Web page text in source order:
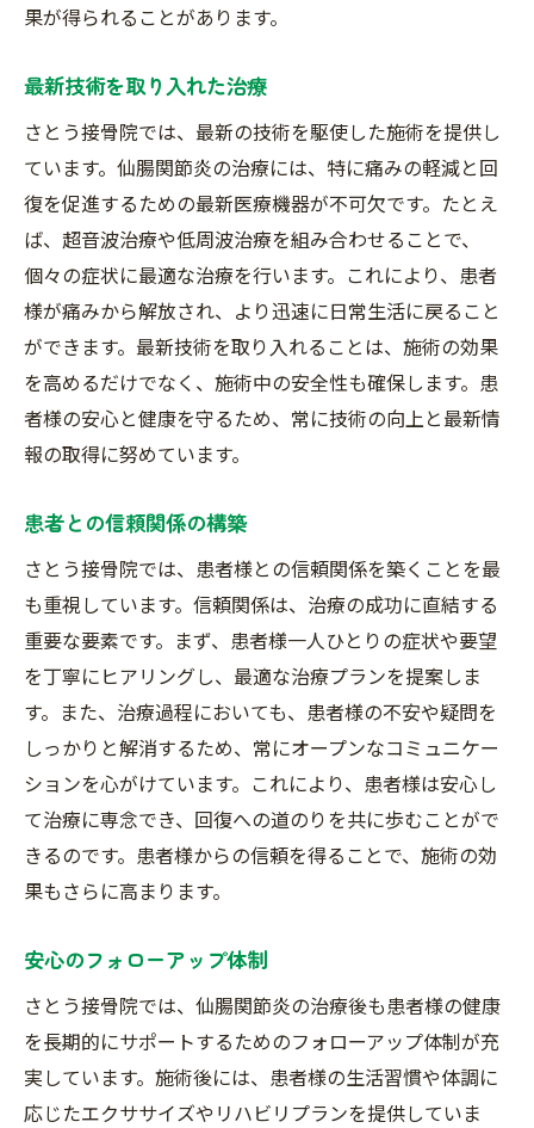
果が得られることがあります。
最新技術を取り入れた治療
さとう接骨院では、最新の技術を駆使した施術を提供し
ています。仙腸関節炎の治療には、特に痛みの軽減と回
復を促進するための最新医療機器が不可欠です。たとえ
ば、超音波治療や低周波治療を組み合わせることで、
個々の症状に最適な治療を行います。これにより、患者
様が痛みから解放され、より迅速に日常生活に戻ること
ができます。最新技術を取り入れることは、施術の効果
を高めるだけでなく、施術中の安全性も確保します。患
者様の安心と健康を守るため、常に技術の向上と最新情
報の取得に努めています。
患者との信頼関係の構築
さとう接骨院では、患者様との信頼関係を築くことを最
も重視しています。信頼関係は、治療の成功に直結する
重要な要素です。まず、患者様一人ひとりの症状や要望
を丁寧にヒアリングし、最適な治療プランを提案しま
す。また、治療過程においても、患者様の不安や疑問を
しっかりと解消するため、常にオープンなコミュニケー
ションを心がけています。これにより、患者様は安心し
て治療に専念でき、回復への道のりを共に歩むことがで
きるのです。患者様からの信頼を得ることで、施術の効
果もさらに高まります。
安心のフォローアップ体制
さとう接骨院では、仙腸関節炎の治療後も患者様の健康
を長期的にサポートするためのフォローアップ体制が充
実しています。施術後には、患者様の生活習慣や体調に
応じたエクササイズやリハビリプランを提供していま